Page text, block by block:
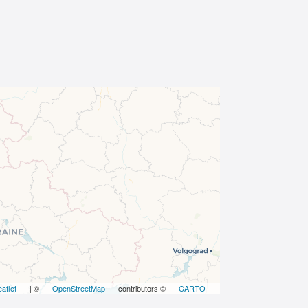
| © OpenStreetMap contributors © CARTO